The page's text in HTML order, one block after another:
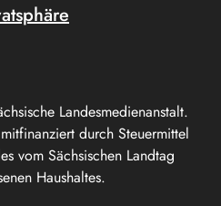
Landesmedienanstalt.
durch Steuermittel
vom Sächsischen Landtag
Haushaltes.